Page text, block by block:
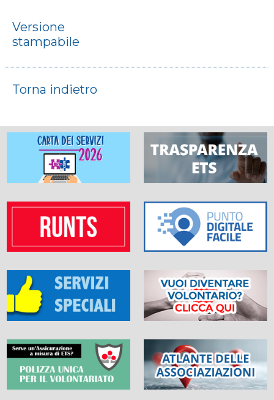
Versione
stampabile
Torna indietro